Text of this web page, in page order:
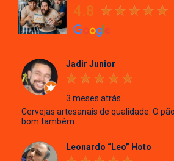
4.8
Jadir Junior
3 meses atrás
Cervejas artesanais de qualidade. O
bom também.
Leonardo “Leo” Hoto